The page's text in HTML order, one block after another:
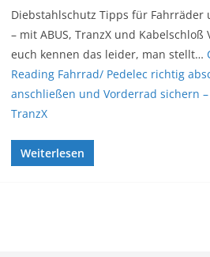
Diebstahlschutz Tipps für Fahrräder
– mit ABUS, TranzX und Kabelschloß
euch kennen das leider, man stellt…
ReadingFahrrad/ Pedelec richtig
anschließen und Vorderrad sichern –
TranzX
Weiterlesen